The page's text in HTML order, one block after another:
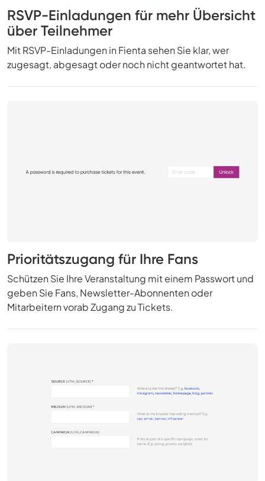
RSVP-Einladungen für mehr Übersicht
über Teilnehmer
Mit RSVP-Einladungen in Fienta sehen Sie klar, wer
zugesagt, abgesagt oder noch nicht geantwortet hat.
Prioritätszugang für Ihre Fans
Schützen Sie Ihre Veranstaltung mit einem Passwort und
geben Sie Fans, Newsletter-Abonnenten oder
Mitarbeitern vorab Zugang zu Tickets.